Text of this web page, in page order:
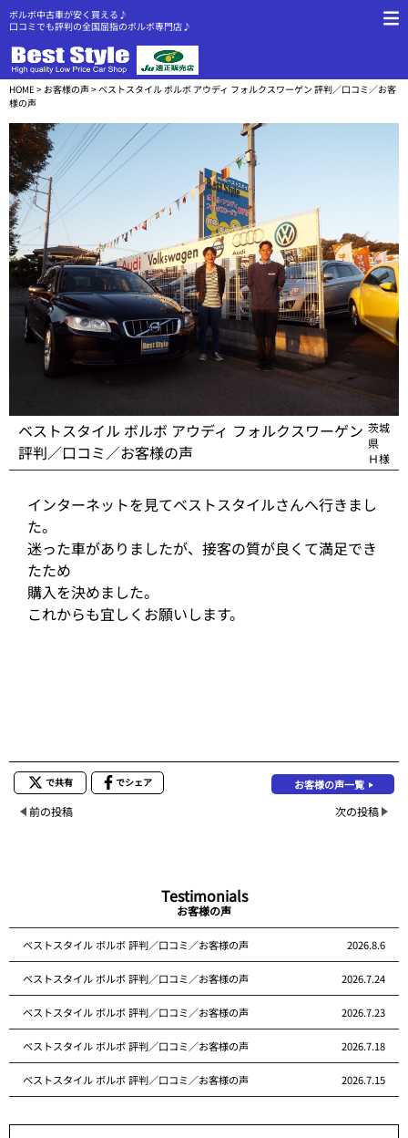
ボルボ中古車が安く買える♪
口コミでも評判の全国屈指のボルボ専門店♪
HOME> お客様の声> ベストスタイル ボルボ アウディ フォルクスワーゲン 評判／口コミ／お客
様の声
ベストスタイル ボルボ アウディ フォルクスワーゲン
評判／口コミ／お客様の声
茨城
県
Ｈ様
インターネットを見てベストスタイルさんへ行きまし
た。
迷った車がありましたが、接客の質が良くて満足でき
たため
購入を決めました。
これからも宜しくお願いします。
で共有 でシェア お客様の声一覧
前の投稿 次の投稿
Testimonials
お客様の声
ベストスタイル ボルボ 評判／口コミ／お客様の声 2026.8.6
ベストスタイル ボルボ 評判／口コミ／お客様の声 2026.7.24
ベストスタイル ボルボ 評判／口コミ／お客様の声 2026.7.23
ベストスタイル ボルボ 評判／口コミ／お客様の声 2026.7.18
ベストスタイル ボルボ 評判／口コミ／お客様の声 2026.7.15